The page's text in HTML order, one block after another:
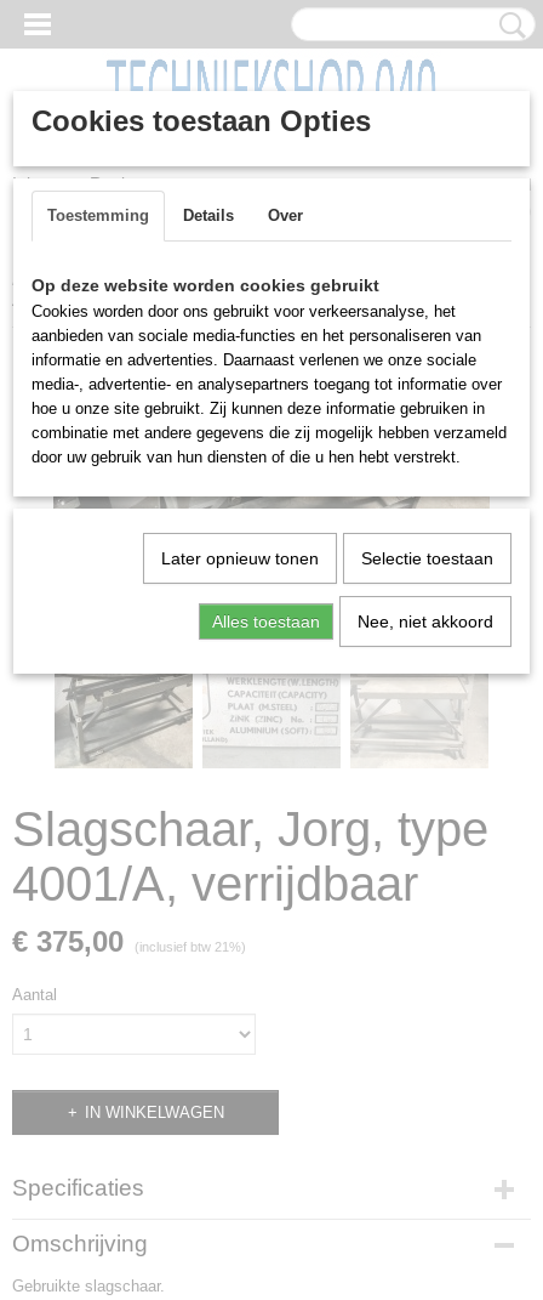
Inloggen Registreren
Home >Machines> Plaatwerkmachines>Slagschaar, Jorg, type
4001/A, verrijdbaar
Slagschaar, Jorg, type
4001/A, verrijdbaar
€ 375,00 (inclusief btw 21%)
Aantal
IN WINKELWAGEN
Specificaties
Productcode
2528
Omschrijving
Gebruikte slagschaar.
Cookies toestaan Opties
Toestemming Details Over
Op deze website worden cookies gebruikt
Cookies worden door ons gebruikt voor verkeersanalyse, het
aanbieden van sociale media-functies en het personaliseren van
informatie en advertenties. Daarnaast verlenen we onze sociale
media-, advertentie- en analysepartners toegang tot informatie over
hoe u onze site gebruikt. Zij kunnen deze informatie gebruiken in
combinatie met andere gegevens die zij mogelijk hebben verzameld
door uw gebruik van hun diensten of die u hen hebt verstrekt.
Later opnieuw tonen Selectie toestaan
Alles toestaan Nee, niet akkoord